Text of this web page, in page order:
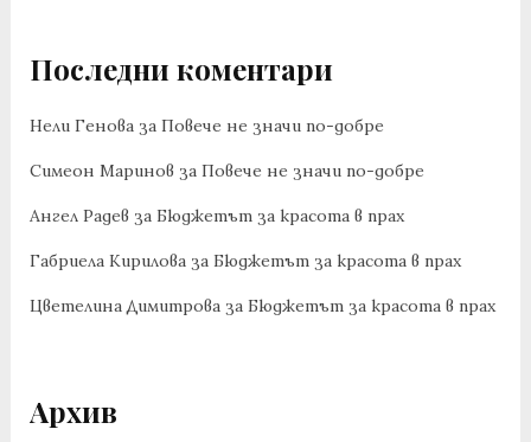
Последни коментари
Нели Генова за Повече не значи по-добре
Симеон Маринов за Повече не значи по-добре
Ангел Радев за Бюджетът за красота в прах
Габриела Кирилова за Бюджетът за красота в прах
Цветелина Димитрова за Бюджетът за красота в прах
Архив